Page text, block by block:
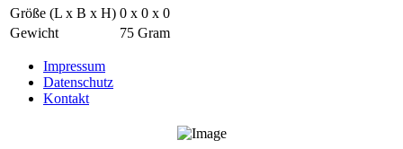
Größe (L x B x H) 0 x 0 x 0
Gewicht
75 Gram
Impressum
Datenschutz
Kontakt